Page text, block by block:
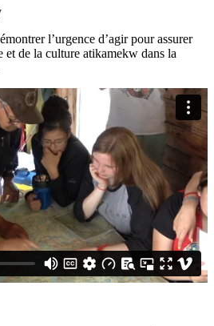
l’urgence d’agir pour assurer
et de la culture atikamekw dans la